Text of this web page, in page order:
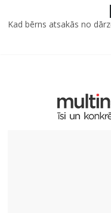
Kāpēc padomju militāro
un kā to palīdz paveikt
Kad bērns atsakās no
Iniciatīvā “Daru labu
Septiņas profesijas, kas